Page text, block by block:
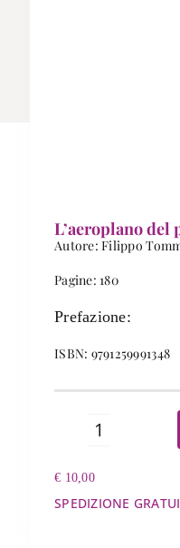
L’aeroplano del
Autore: Filippo
Pagine: 180
Prefazione:
ISBN: 9791259991348
L'aeroplano
quantità
€ 10,00
SPEDIZIONE